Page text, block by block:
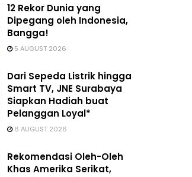
12 Rekor Dunia yang
Dipegang oleh Indonesia,
Bangga!
5 AUGUST 2026
Dari Sepeda Listrik hingga
Smart TV, JNE Surabaya
Siapkan Hadiah buat
Pelanggan Loyal*
6 AUGUST 2026
Rekomendasi Oleh-Oleh
Khas Amerika Serikat,